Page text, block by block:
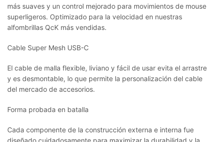
más suaves y un control mejorado para movimientos de mouse
superligeros. Optimizado para la velocidad en nuestras
alfombrillas QcK más vendidas.
Cable Super Mesh USB-C
El cable de malla flexible, liviano y fácil de usar evita el arrastre
y es desmontable, lo que permite la personalización del cable
del mercado de accesorios.
Forma probada en batalla
Cada componente de la construcción externa e interna fue
diseñado cuidadosamente para maximizar la durabilidad y la